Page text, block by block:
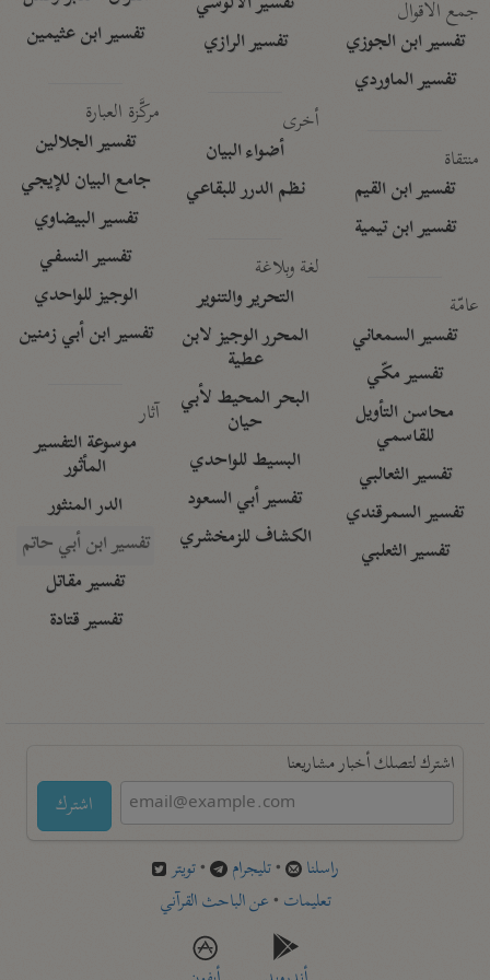
جمع الأقوال
تفسير ابن الجوزي
تفسير الماوردي
منتقاة
تفسير ابن القيم
تفسير ابن تيمية
عامّة
تفسير السمعاني
تفسير مكّي
محاسن التأويل
للقاسمي
تفسير الثعالبي
تفسير السمرقندي
تفسير الثعلبي
تفسير الرازي
أخرى
أضواء البيان
نظم الدرر للبقاعي
لغة وبلاغة
التحرير والتنوير
المحرر الوجيز لابن
عطية
البحر المحيط لأبي
حيان
البسيط للواحدي
تفسير أبي السعود
الكشاف للزمخشري
تفسير ابن عثيمين
مركَّزة العبارة
تفسير الجلالين
جامع البيان للإيجي
تفسير البيضاوي
تفسير النسفي
الوجيز للواحدي
تفسير ابن أبي زمنين
آثار
موسوعة التفسير
المأثور
الدر المنثور
تفسير ابن أبي حاتم
تفسير مقاتل
تفسير قتادة
اشترك لتصلك أخبار مشاريعنا
اشترك
راسلنا •تليجرام •تويتر
تعليمات •عن الباحث القرآني